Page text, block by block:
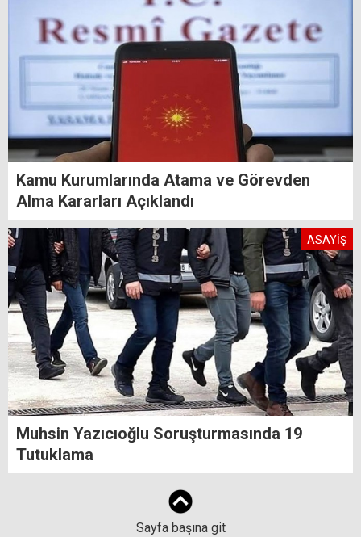
Kamu Kurumlarında Atama ve Görevden
Alma Kararları Açıklandı
ASAYİŞ
Muhsin Yazıcıoğlu Soruşturmasında 19
Tutuklama
Sayfa başına git